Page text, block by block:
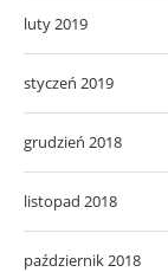
luty 2019
styczeń 2019
grudzień 2018
listopad 2018
październik 2018